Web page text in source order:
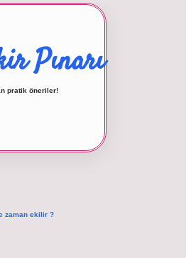
Pınarı
pratik öneriler!
zaman ekilir ?